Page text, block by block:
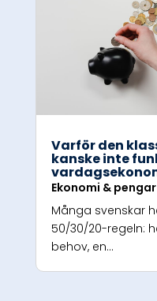
Varför den
kanske inte
Ekonomi & pengar
Många svenskar
50/30/20-regeln:
behov, en...